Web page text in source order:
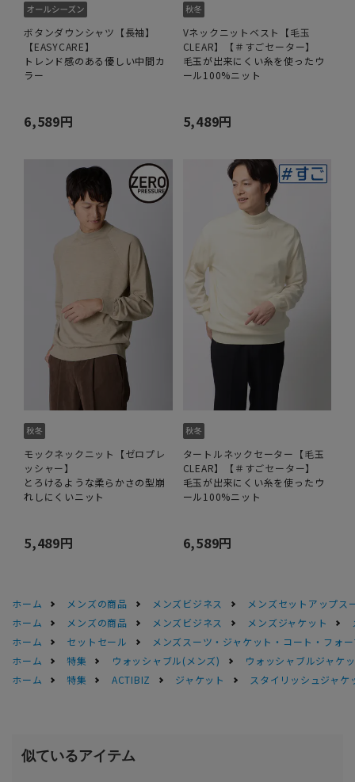
ボタンダウンシャツ【長袖】
【EASYCARE】
トレンド感のある優しい中間カ
ラー
6,589円
Vネックニットベスト【毛玉
CLEAR】【＃すごセーター】
毛玉が出来にくい糸を使ったウ
ール100%ニット
5,489円
モックネックニット【ゼロプレ
ッシャー】
とろけるような柔らかさの型崩
れしにくいニット
5,489円
タートルネックセーター【毛玉
CLEAR】【＃すごセーター】
毛玉が出来にくい糸を使ったウ
ール100%ニット
6,589円
ホーム メンズの商品 メンズビジネス
メンズセットアップス
ホーム
メンズの商品 メンズビジネス メンズジャケット
ホーム
セットセール
メンズスーツ・ジャケット・コート・フォ
ホーム
特集 ウォッシャブル(メンズ)
ウォッシャブルジャケ
ホーム
特集 ACTIBIZ ジャケット スタイリッシュジャケ